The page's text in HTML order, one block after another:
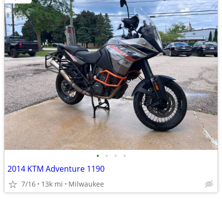
• • • •
2014 KTM Adventure 1190
7/16 13k mi Milwaukee